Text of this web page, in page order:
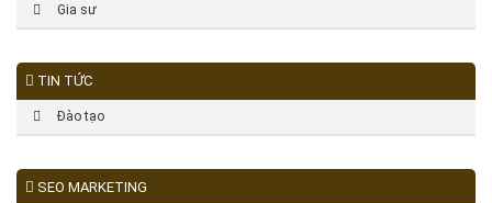
Gia sư
TIN TỨC
Đào tạo
SEO MARKETING